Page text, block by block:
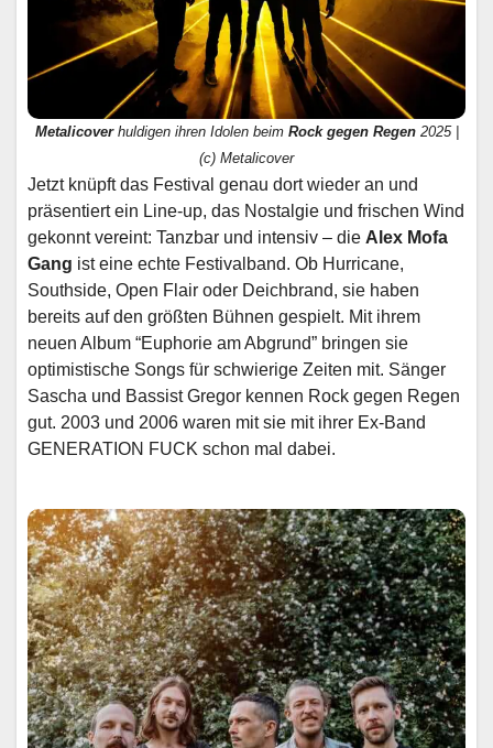
Metalicoverhuldigen ihren Idolen beim Rock gegen Regen2025 |
(c) Metalicover
Jetzt knüpft das Festival genau dort wieder an und
präsentiert ein Line-up, das Nostalgie und frischen Wind
gekonnt vereint: Tanzbar und intensiv – die Alex Mofa
Gang ist eine echte Festivalband. Ob Hurricane,
Southside, Open Flair oder Deichbrand, sie haben
bereits auf den größten Bühnen gespielt. Mit ihrem
neuen Album “Euphorie am Abgrund” bringen sie
optimistische Songs für schwierige Zeiten mit. Sänger
Sascha und Bassist Gregor kennen Rock gegen Regen
gut. 2003 und 2006 waren mit sie mit ihrer Ex-Band
GENERATION FUCK schon mal dabei.